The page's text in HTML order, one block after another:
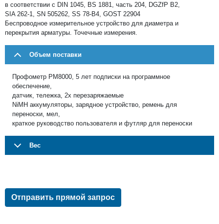
в соответствии с DIN 1045, BS 1881, часть 204, DGZfP B2,
SIA 262-1, SN 505262, SS 78-B4, GOST 22904
Беспроводное измерительное устройство для диаметра и
перекрытия арматуры. Точечные измерения.
Объем поставки
Профометр PM8000, 5 лет подписки на программное
обеспечение,
датчик, тележка, 2x перезаряжаемые
NiMH аккумуляторы, зарядное устройство, ремень для
переноски, мел,
краткое руководство пользователя и футляр для переноски
Вес
Отправить прямой запрос